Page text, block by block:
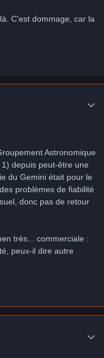
C'est dommage, car la
Astronomique
depuis peut-être une
du Gemini était pour le
problèmes de fiabilité
donc pas de retour
très... commerciale :
peux-il dire autre